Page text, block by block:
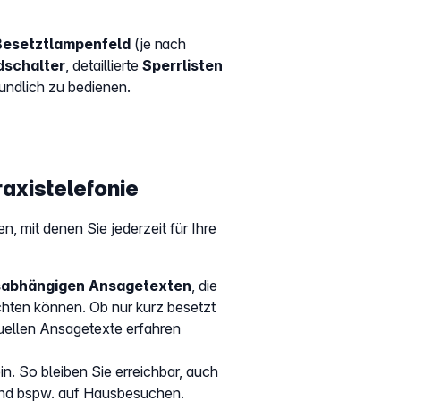
(je nach
, detaillierte Sperrlisten
zu bedienen.
mit denen Sie jederzeit für Ihre
Ansagetexten, die
können. Ob nur kurz besetzt
Ansagetexte erfahren
So bleiben Sie erreichbar, auch
bspw. auf Hausbesuchen.